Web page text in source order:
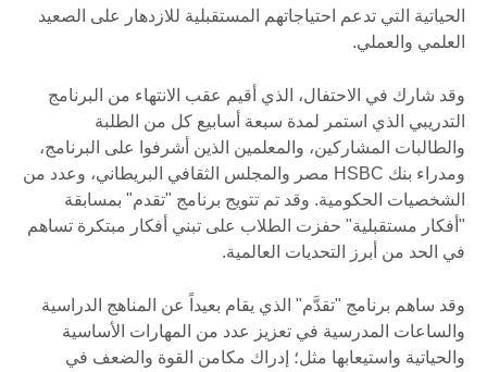
الحياتية التي تدعم احتياجاتهم المستقبلية للازدهار على الصعيد
العلمي والعملي.
وقد شارك في الاحتفال، الذي أقيم عقب الانتهاء من البرنامج
التدريبي الذي استمر لمدة سبعة أسابيع كل من الطلبة
والطالبات المشاركين، والمعلمين الذين أشرفوا على البرنامج،
ومدراء بنك HSBC مصر والمجلس الثقافي البريطاني، وعدد من
الشخصيات الحكومية. وقد تم تتويج برنامج "تقدم" بمسابقة
"أفكار مستقبلية" حفزت الطلاب على تبني أفكار مبتكرة تساهم
في الحد من أبرز التحديات العالمية.
وقد ساهم برنامج "تقدَّم" الذي يقام بعيداً عن المناهج الدراسية
والساعات المدرسية في تعزيز عدد من المهارات الأساسية
والحياتية واستيعابها مثل؛ إدراك مكامن القوة والضعف في